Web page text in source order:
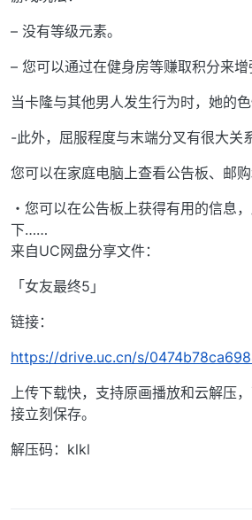
– 没有等级元素。
– 您可以通过在健身房等赚取积分来
当卡隆与其他男人发生行为时，她的色
-此外，屈服程度与末端分叉有很大关系
您可以在家庭电脑上查看公告板、邮购
・您可以在公告板上获得有用的信息
下……
来自UC网盘分享文件：
「女友最终5」
链接：
https://drive.uc.cn/s/
上传下载快，支持原画播放和云解压
接立刻保存。
解压码：klkl